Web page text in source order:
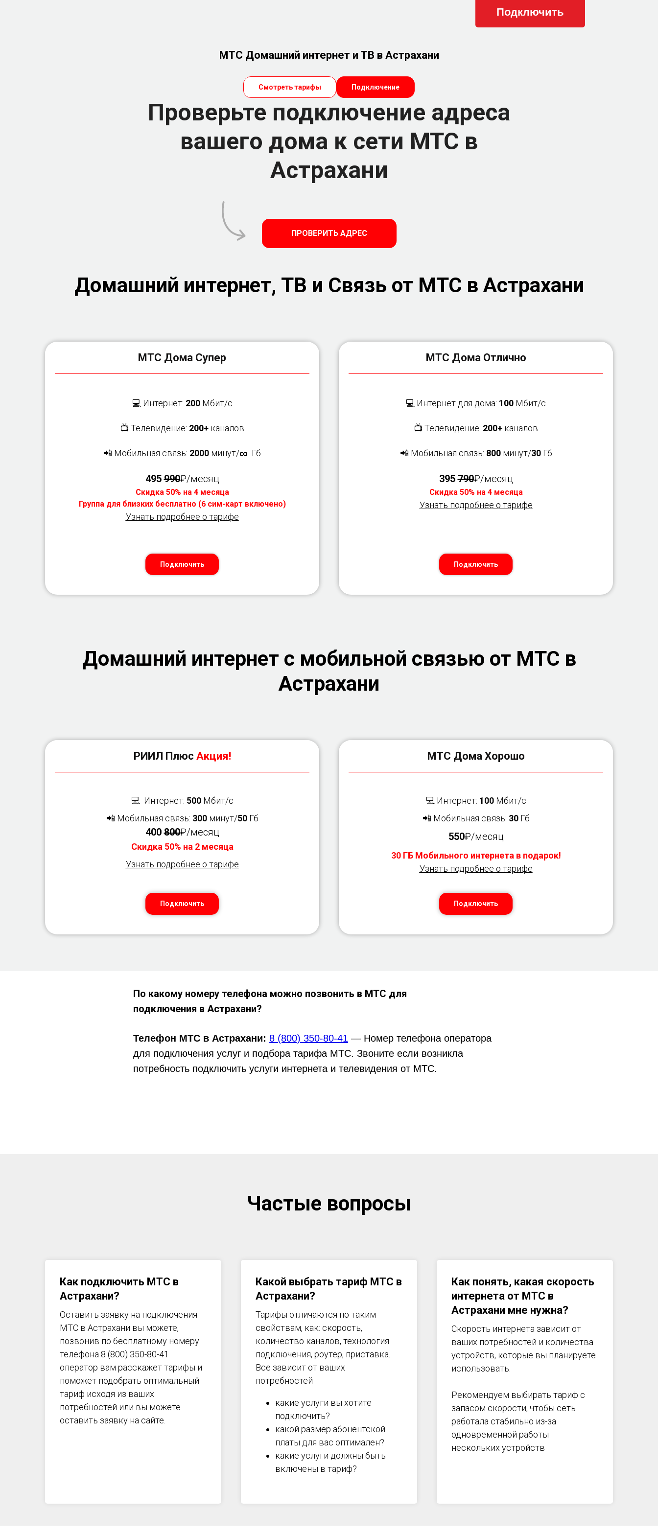
МТС Домашний интернет и ТВ в Астрахани
Смотреть тарифы Подключение
Проверьте подключение адреса
вашего дома к сети МТС в
Астрахани
ПРОВЕРИТЬ АДРЕС
Домашний интернет, ТВ и Связь от МТС в Астрахани
МТС Дома Супер
💻 Интернет: 200Мбит/с
📺 Телевидение: 200+ каналов
📲 Мобильная связь: 2000 минут/∞ Гб
495990₽/месяц
Скидка 50% на 4 месяца
Группа для близких бесплатно (6 сим-карт включено)
Узнать подробнее о тарифе
Подключить
МТС Дома Отлично
💻 Интернет для дома: 100 Мбит/с
📺 Телевидение: 200+ каналов
📲 Мобильная связь: 800минут/30Гб
395790₽/месяц
Скидка 50% на 4 месяца
Узнать подробнее о тарифе
Подключить
Домашний интернет с мобильной связью от МТС в
Астрахани
РИИЛ Плюс Акция!
💻 Интернет: 500 Мбит/с
📲 Мобильная связь: 300 минут/50 Гб
400800₽/месяц
Скидка 50% на 2 месяца
Узнать подробнее о тарифе
Подключить
МТС Дома Хорошо
💻 Интернет: 100 Мбит/с
📲 Мобильная связь: 30Гб
550₽/месяц
30 ГБ Мобильного интернета в подарок!
Узнать подробнее о тарифе
Подключить
Телефон МТС в Астрахани: 8 (800) 350-80-41 — Номер телефона оператора
для подключения услуг и подбора тарифа МТС. Звоните если возникла
потребность подключить услуги интернета и телевидения от МТС.
По какому номеру телефона можно позвонить в МТС для
подключения в Астрахани?
Частые вопросы
Как подключить МТС в
Астрахани?
Оставить заявку на подключения
МТС в Астрахани вы можете,
позвонив по бесплатному номеру
телефона 8 (800) 350-80-41
оператор вам расскажет тарифы и
поможет подобрать оптимальный
тариф исходя из ваших
потребностей или вы можете
оставить заявку на сайте.
Какой выбрать тариф МТС в
Астрахани?
Тарифы отличаются по таким
свойствам, как: скорость,
количество каналов, технология
подключения, роутер, приставка.
Все зависит от ваших
потребностей
какие услуги вы хотите
подключить?
какой размер абонентской
платы для вас оптимален?
какие услуги должны быть
включены в тариф?
Как понять, какая скорость
интернета от МТС в
Астраханимне нужна?
Скорость интернета зависит от
ваших потребностей и количества
устройств, которые вы планируете
использовать.
Рекомендуем выбирать тариф с
запасом скорости, чтобы сеть
работала стабильно из-за
одновременной работы
нескольких устройств